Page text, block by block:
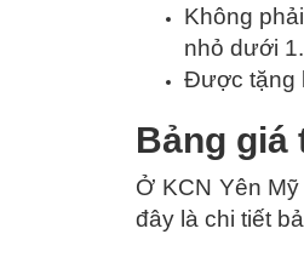
Không
nhỏ dưới
Được tặng
Bảng giá
Ở KCN Yên
đây là chi tiết